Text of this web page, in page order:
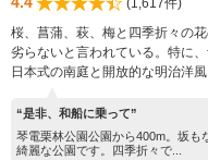
桜、菖蒲、萩、梅と四季折々の
劣らないと言われている。特に
日本式の南庭と開放的な明治洋風...
“是非、和船に乗って”
琴電栗林公園公園から400m。坂も
綺麗な公園です。四季折々で...